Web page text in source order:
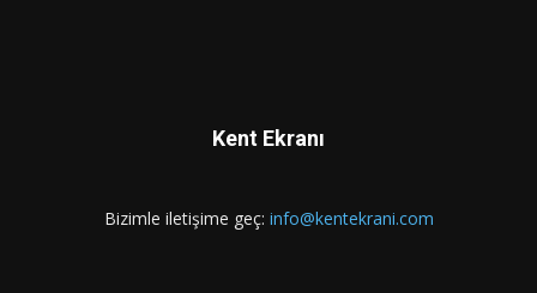
Kent Ekranı
Bizimle iletişime geç: info@kentekrani.com